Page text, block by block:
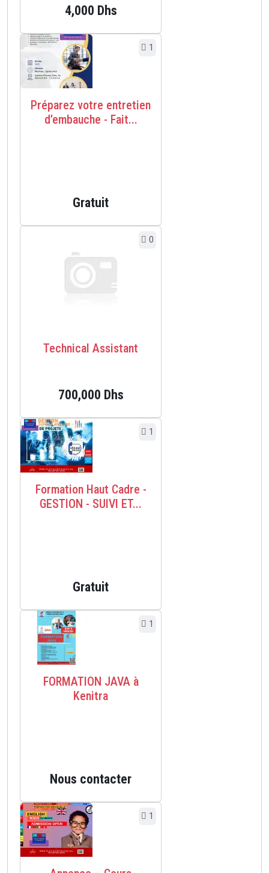
4,000 Dhs
1
Préparez votre entretien
d’embauche - Fait...
Gratuit
0
Technical Assistant
700,000 Dhs
1
Formation Haut Cadre -
GESTION - SUIVI ET...
Gratuit
1
FORMATION JAVA à
Kenitra
Nous contacter
1